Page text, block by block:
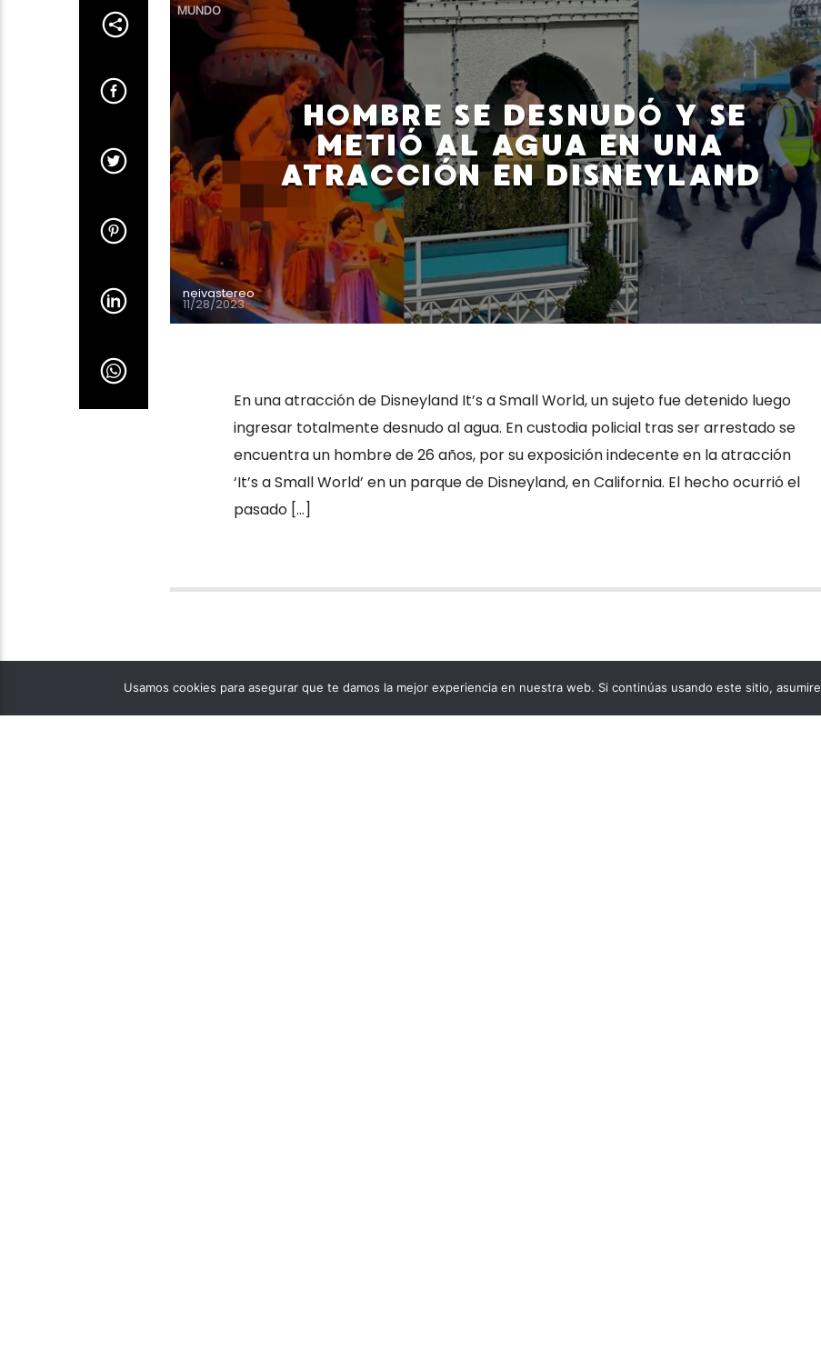
MUNDO
HOMBRE SE DESNUDÓ Y SE
METIÓ AL AGUA EN UNA
ATRACCIÓN EN DISNEYLAND
neivastereo
11/28/2023
En una atracción de Disneyland It’s a Small World, un sujeto fue detenido luego
ingresar totalmente desnudo al agua. En custodia policial tras ser arrestado se
encuentra un hombre de 26 años, por su exposición indecente en la atracción
‘It’s a Small World’ en un parque de Disneyland, en California. El hecho ocurrió el
pasado […]
Usamos cookies para asegurar que te damos la mejor experiencia en nuestra web. Si continúas usando este sitio,